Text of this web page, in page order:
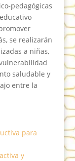
pedagógicas
se realizarán
a niñas,
saludable y
entre la
para
y